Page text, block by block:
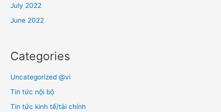
July 2022
June 2022
Categories
Uncategorized @vi
Tin tức nội bộ
Tin tức kinh tế/tài chính